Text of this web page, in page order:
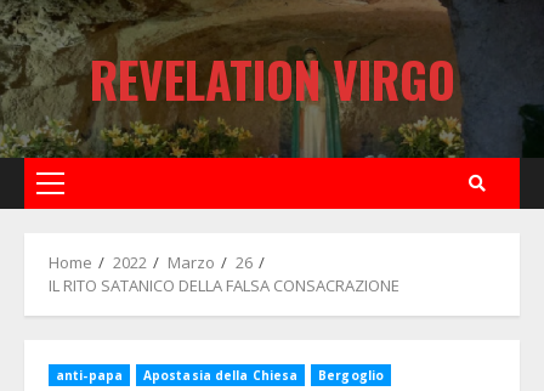
Skip
to
content
REVELATION VIRGO
Primary
Home 2022 Marzo
26
IL RITO SATANICO DELLA FALSA CONSACRAZIONE
anti-papa Apostasia della Chiesa Bergoglio